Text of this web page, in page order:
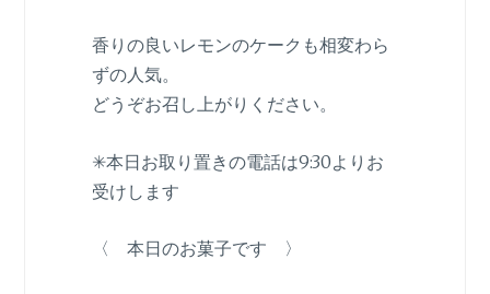
香りの良いレモンのケークも相変わら
ずの人気。
どうぞお召し上がりください。
✳︎本日お取り置きの電話は9:30よりお
受けします
〈 本日のお菓子です 〉